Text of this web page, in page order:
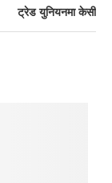
ट्रेड युनियनमा केसी